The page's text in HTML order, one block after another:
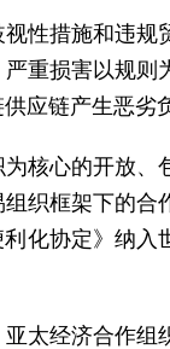
性措施和违
重损害以规
应链产生恶
核心的开放
织框架下的
化协定》纳
太经济合作